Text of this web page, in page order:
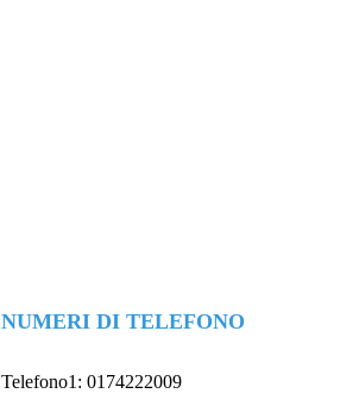
NUMERI DI TELEFONO
Telefono1: 0174222009